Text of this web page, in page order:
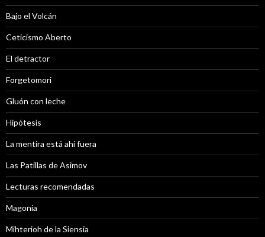
Bajo el Volcán
Ceticismo Aberto
El detractor
Forgetomori
Gluón con leche
Hipótesis
La mentira está ahi fuera
Las Patillas de Asimov
Lecturas recomendadas
Magonia
Mihterioh de la Siensia